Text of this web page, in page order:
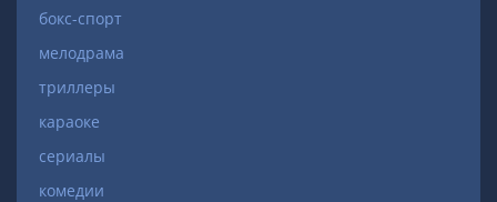
бокс-спорт
мелодрама
триллеры
караоке
сериалы
комедии